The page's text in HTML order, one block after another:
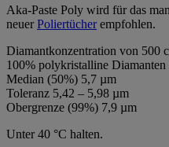
Aka-Paste Poly wird für das
neuer Poliertücher empfohlen.
Diamantkonzentration von 500
100% polykristalline Diamanten
Median (50%) 5,7 µm
Toleranz 5,42 – 5,98 µm
Obergrenze (99%) 7,9 µm
Unter 40 °C halten.